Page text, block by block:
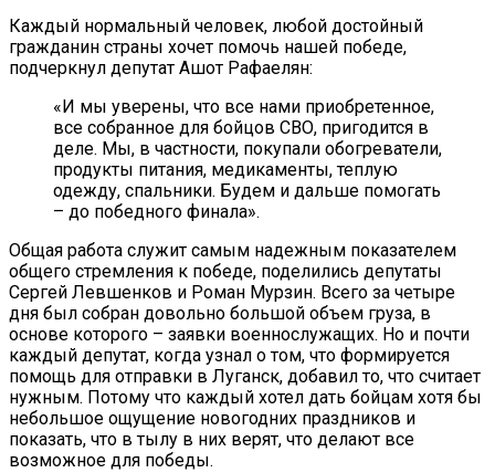
Каждый нормальный человек, любой достойный
гражданин страны хочет помочь нашей победе,
подчеркнул депутат Ашот Рафаелян:
«И мы уверены, что все нами приобретенное,
все собранное для бойцов СВО, пригодится в
деле. Мы, в частности, покупали обогреватели,
продукты питания, медикаменты, теплую
одежду, спальники. Будем и дальше помогать
– до победного финала».
Общая работа служит самым надежным показателем
общего стремления к победе, поделились депутаты
Сергей Левшенков и Роман Мурзин. Всего за четыре
дня был собран довольно большой объем груза, в
основе которого – заявки военнослужащих. Но и почти
каждый депутат, когда узнал о том, что формируется
помощь для отправки в Луганск, добавил то, что считает
нужным. Потому что каждый хотел дать бойцам хотя бы
небольшое ощущение новогодних праздников и
показать, что в тылу в них верят, что делают все
возможное для победы.